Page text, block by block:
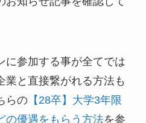
に参加する事が全てでは
業と直接繋がれる方法も
らの【28卒】大学3年限
の優遇をもらう方法を参